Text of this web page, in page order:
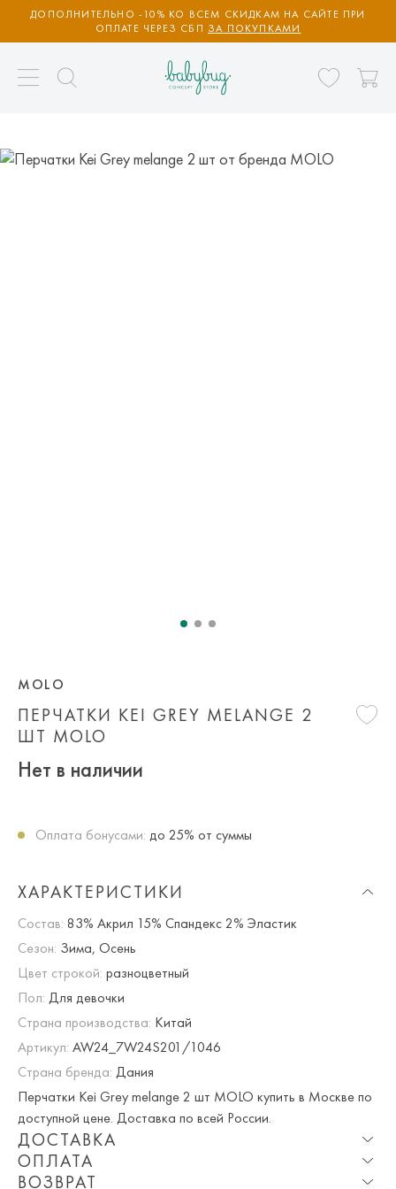
ДОПОЛНИТЕЛЬНО -10% КО ВСЕМ СКИДКАМ НА САЙТЕ ПРИ
ОПЛАТЕ ЧЕРЕЗ СБП ЗА ПОКУПКАМИ
ПЕРЧАТКИ KEI GREY MELANGE 2
ШТ MOLO
MOLO
Нет в наличии
Оплата бонусами: до 25% от суммы
ХАРАКТЕРИСТИКИ
Состав: 83% Акрил 15% Спандекс 2% Эластик
Сезон: Зима, Осень
Цвет строкой: разноцветный
Пол: Для девочки
Страна производства: Китай
Артикул: AW24_7W24S201/1046
Страна бренда: Дания
Перчатки Kei Grey melange 2 шт MOLO купить в Москве по
доступной цене. Доставка по всей России.
ДОСТАВКА
Опция частичная доставка и примерка доступна для
ОПЛАТА
ВОЗВРАТ